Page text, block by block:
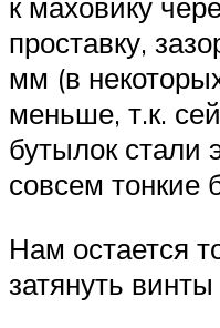
проставку,
мм (в
меньше, т.к.
бутылок стали
совсем тонкие
Нам остается
затянуть